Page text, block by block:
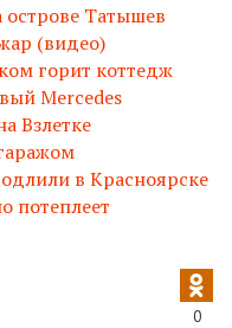
острове Татышев
(видео)
горит коттедж
Mercedes
Взлетке
в Красноярске
потеплеет
0